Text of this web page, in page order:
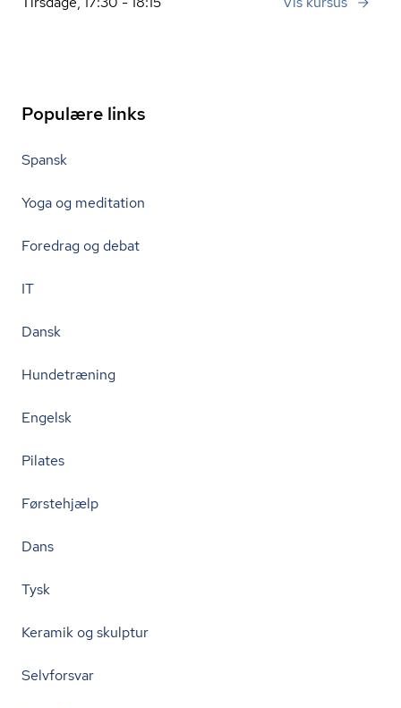
Populære links
Spansk
Yoga og meditation
Foredrag og debat
IT
Dansk
Hundetræning
Engelsk
Pilates
Førstehjælp
Dans
Tysk
Keramik og skulptur
Selvforsvar